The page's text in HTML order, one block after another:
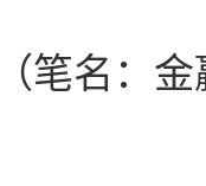
笔名：金